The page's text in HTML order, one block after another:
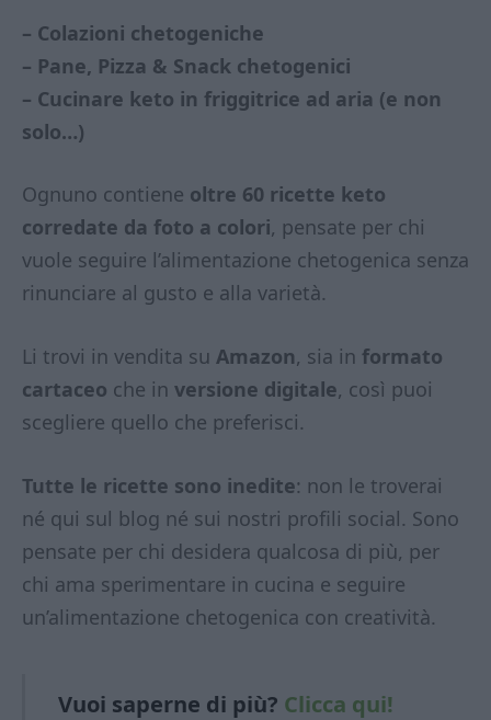
– Colazioni chetogeniche
– Pane, Pizza & Snack chetogenici
– Cucinare keto in friggitrice ad aria (e non
solo…)
Ognuno contiene oltre 60 ricette keto
corredate da foto a colori, pensate per chi
vuole seguire l’alimentazione chetogenica senza
rinunciare al gusto e alla varietà.
Li trovi in vendita su Amazon, sia in formato
cartaceo che in versione digitale, così puoi
scegliere quello che preferisci.
Tutte le ricette sono inedite: non le troverai
né qui sul blog né sui nostri profili social. Sono
pensate per chi desidera qualcosa di più, per
chi ama sperimentare in cucina e seguire
un’alimentazione chetogenica con creatività.
Vuoi saperne di più? Clicca qui!